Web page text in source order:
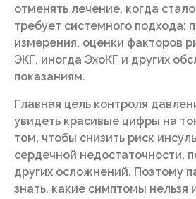
отменять лечение, когда
требует системного подхода:
измерения, оценки факторов
ЭКГ, иногда ЭхоКГ и других
показаниям.
Главная цель контроля
увидеть красивые цифры на
том, чтобы снизить риск
сердечной недостаточности,
других осложнений. Поэтому
знать, какие симптомы нельзя